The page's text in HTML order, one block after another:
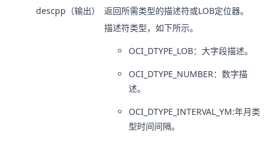
descpp（输出） 返回所需类型的描述符或LOB定位器。
描述符类型，如下所示。
OCI_DTYPE_LOB：大字段描述。
OCI_DTYPE_NUMBER：数字描
述。
OCI_DTYPE_INTERVAL_YM:年月类
型时间间隔。